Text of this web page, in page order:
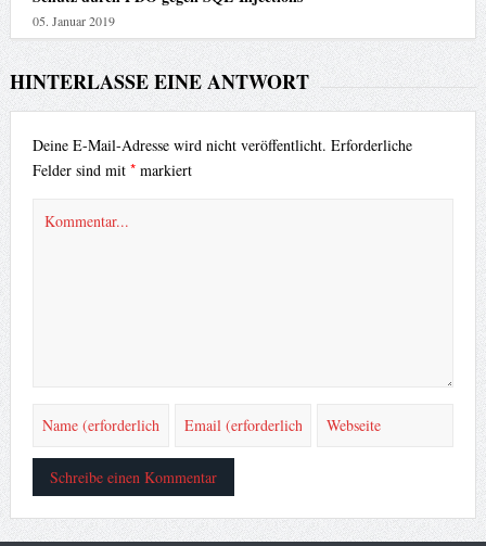
05. Januar 2019
HINTERLASSE EINE ANTWORT
Deine E-Mail-Adresse wird nicht veröffentlicht. Erforderliche
Felder sind mit *markiert